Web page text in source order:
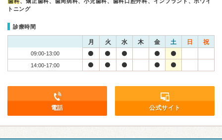
トニング
診療時間
月 火 水 木 金 土 日 祝
09:00-13:00
14:00-17:00
電話 公式サイト